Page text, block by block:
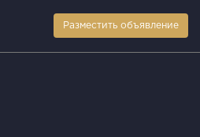
Разместить объявление